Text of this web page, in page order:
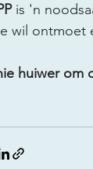
is 'n
wil ontmoet
huiwer om